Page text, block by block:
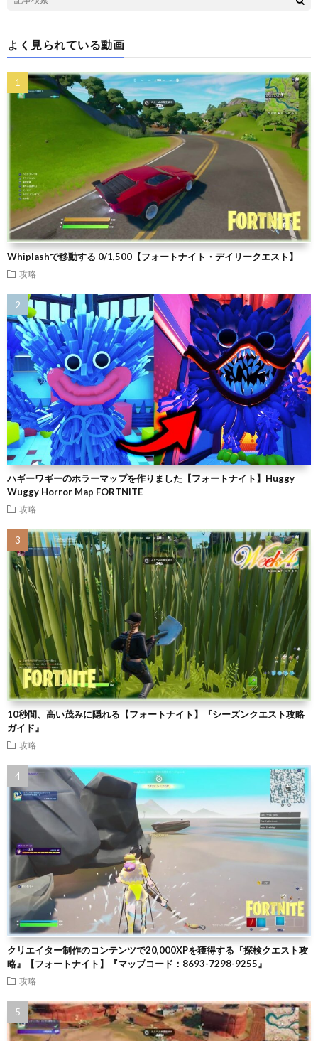
よく見られている動画
Whiplashで移動する 0/1,500【フォートナイト・デイリークエスト】
攻略
ハギーワギーのホラーマップを作りました【フォートナイト】Huggy
Wuggy Horror Map FORTNITE
攻略
10秒間、高い茂みに隠れる【フォートナイト】『シーズンクエスト攻略
ガイド』
攻略
クリエイター制作のコンテンツで20,000XPを獲得する『探検クエスト攻
略』【フォートナイト】『マップコード：8693-7298-9255』
攻略